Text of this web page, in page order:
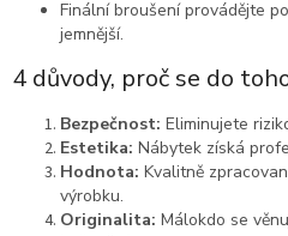
Finální broušení provádějte
jemnější.
4 důvody, proč se do
Bezpečnost: Eliminujete
Estetika: Nábytek získá
Hodnota: Kvalitně
výrobku.
Originalita: Málokdo se